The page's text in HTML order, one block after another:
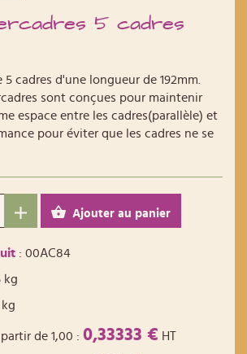
5 cadres
5 cadres d'une longueur de 192mm.
sont conçues pour maintenir
espace entre les cadres(parallèle) et
pour éviter que les cadres ne se
Ajouter au panier
: 00AC84
kg
kg
de 1,00 : 0,33333 € HT